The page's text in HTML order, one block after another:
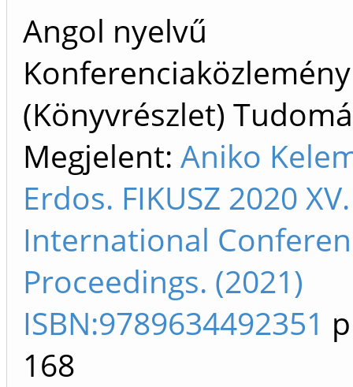
Angol nyelvű
Konferenciaközlemény
(Könyvrészlet)
Megjelent: Aniko
Erdos. FIKUSZ 2020 XV.
International
Proceedings. (2021)
ISBN:9789634492351
168